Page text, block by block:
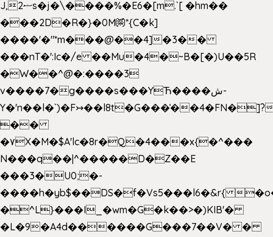
J,ޟ2s�j�\����%�E6�[m.`[ �hm��
���2D�R�}�0M㉀*{C�k]
����'�"*m���@��4]�3��
���nT�':Ic�/e ��Mu�4�~B�[�)U��5R
�W��^@�:����3
v����7�g����s���YЋ����ش-
Y�'n��l�`)�F↣��l8t�G���͑��4�FN�]?
��
�۷X�M�$A'lc�8r�Q�4���x{�^���
N���q��|^�����D�Z��E
���3�U0;�-
����h�yb$��DS�f�Vs5���l6�&r{
�^L}���I_�wm�G�k��>�)KIB'�
�L�9�A4d������G���7��V� �